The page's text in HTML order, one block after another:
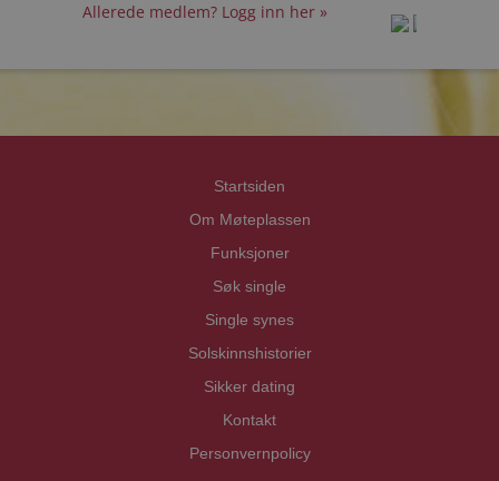
Allerede medlem? Logg inn her »
Startsiden
Om Møteplassen
Funksjoner
Søk single
Single synes
Solskinnshistorier
Sikker dating
Kontakt
Personvernpolicy